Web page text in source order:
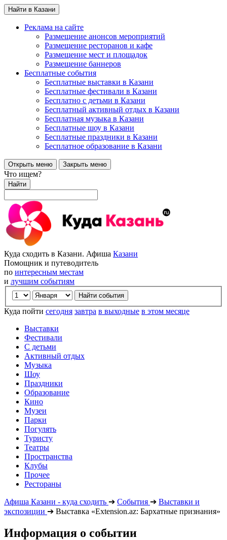
Найти в Казани
Реклама на сайте
Размещение анонсов мероприятий
Размещение ресторанов и кафе
Размещение мест и площадок
Размещение баннеров
Бесплатные события
Бесплатные выставки в Казани
Бесплатные фестивали в Казани
Бесплатно с детьми в Казани
Бесплатный активный отдых в Казани
Бесплатная музыка в Казани
Бесплатные шоу в Казани
Бесплатные праздники в Казани
Бесплатное образование в Казани
Открыть меню Закрыть меню
Что ищем?
Найти
Куда сходить в Казани. Афиша Казани
Помощник и путеводитель
по интересным местам
и лучшим событиям
Куда пойти сегодня завтра в выходные в этом месяце
Выставки
Фестивали
С детьми
Активный отдых
Музыка
Шоу
Праздники
Образование
Кино
Музеи
Парки
Погулять
Туристу
Театры
Пространства
Клубы
Прочее
Рестораны
Афиша Казани - куда сходить ➔ События ➔ Выставки и
экспозиции ➔ Выставка «Extension.az: Бархатные признания»
Информация о событии